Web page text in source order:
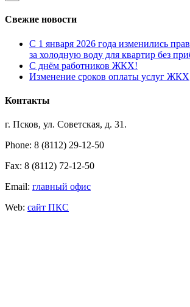
Свежие новости
С 1 января 2026 года изменились
за холодную воду для квартир без
С днём работников ЖКХ!
Изменение сроков оплаты услуг ЖКХ
Контакты
г. Псков, ул. Советская, д. 31.
Phone: 8 (8112) 29-12-50
Fax: 8 (8112) 72-12-50
Email: главный офис
Web: сайт ПКС